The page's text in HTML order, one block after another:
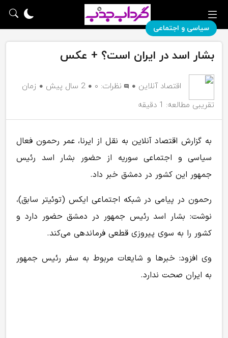
سیاسی و اجتماعی
بشار اسد در ایران است؟ + عکس
اقتصاد آنلاین نظرات: ۰ 2 سال پیش
زمان
تقریبی مطالعه: 1 دقیقه
به گزارش اقتصاد آنلاین به نقل از ایرنا، عمر رحمون فعال
سیاسی و اجتماعی سوریه از حضور بشار اسد رئیس
جمهور این کشور در دمشق خبر داد.
رحمون در پیامی در شبکه اجتماعی ایکس (توئیتر سابق)،
نوشت: بشار اسد رئیس جمهور در دمشق حضور دارد و
کشور را به سوی پیروزی قطعی فرماندهی می‌کند.
وی افزود: خبرها و شایعات مربوط به سفر رئیس جمهور
به ایران صحت ندارد.